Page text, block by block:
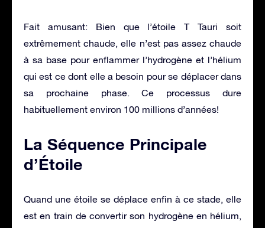
Fait amusant: Bien que l’étoile T Tauri soit
extrêmement chaude, elle n’est pas assez chaude
à sa base pour enflammer l’hydrogène et l’hélium
qui est ce dont elle a besoin pour se déplacer dans
sa prochaine phase. Ce processus dure
habituellement environ 100 millions d’années!
La Séquence Principale
d’Étoile
Quand une étoile se déplace enfin à ce stade, elle
est en train de convertir son hydrogène en hélium,